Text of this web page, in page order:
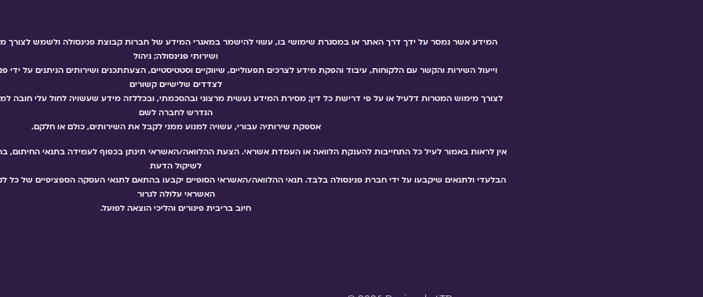
המידע אשר נמסר על ידך דרך האתר או במסגרת שימושי בו, עשוי להישמר במאגרי המידע של חברות קבוצת פנינסולה ולשמש לצורך מתן
ושירותי פנינסולה; ניהול
וייעול השירות והקשר עם הלקוחות, עיבוד והפקת מידע לצרכים תפעוליים, שיווקיים וסטטיסטיים, הצעתתכנים ושירותים הניתנים על ידי
לצדדים שלישיים קשורים
לצורך מימוש המטרות דלעיל או על פי דרישת כל דין; מסירת המידע נעשית מרצוני ובהסכמתי, ובכללזה מידע שעשויה לחול עלי חובה
הנדרש לחברה לשם
אספקת שירותיה עבורי, עשויה למנוע ממני לקבל את השירותים, כולם או חלקם.
אין לראות באמור לעיל כל התחייבות להענקת הלוואה או העמדת אשראי. הצעת ההלוואה/האשראי תינתן בכפוף לעמידה בתנאי החיתום,
לשיקול הדעת
הבלעדי ולתנאים שיקבעו על ידי חברת פנינסולה בלבד. תנאי ההלוואה/האשראי הסופיים יקבעו בהתאם לתנאי העסקה הספציפיים של כל
האשראי עלולה לגרור
חיוב בריבית פיגורים והליכי הוצאה לפועל.